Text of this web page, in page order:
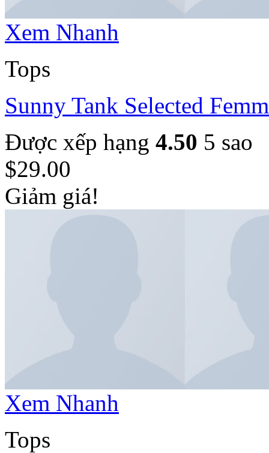
Xem Nhanh
Tops
Sunny Tank Selected
Được xếp hạng 4.50 5 sao
$29.00
Giảm giá!
Xem Nhanh
Tops